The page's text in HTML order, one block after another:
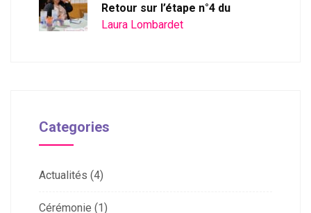
Retour sur l’étape n°4 du
Laura Lombardet
Categories
Actualités (4)
Cérémonie (1)